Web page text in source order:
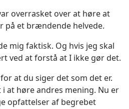
overrasket over at høre at
på et brændende helvede.
mig faktisk. Og hvis jeg skal
ved at forstå at I ikke gør det.
at du siger det som det er.
i at høre andres mening. Nu er
opfattelser af begrebet